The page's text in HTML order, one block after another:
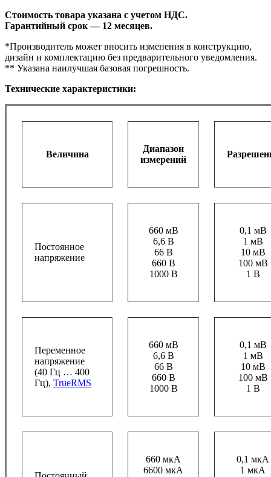
Стоимость товара указана с учетом НДС.
Гарантийный срок — 12 месяцев.
*Производитель может вносить изменения в конструкцию,
дизайн и комплектацию без предварительного уведомления.
** Указана наилучшая базовая погрешность.
Технические характеристики:
Величина
Диапазон
измерений
Постоянное
напряжение
660 мВ
6,6 В
66 В
660 В
1000 В
0,1 мВ
1 мВ
10 мВ
100 мВ
1 В
Переменное
напряжение
(40 Гц … 400
Гц), TrueRMS
660 мВ
6,6 В
66 В
660 В
1000 В
0,1 мВ
1 мВ
10 мВ
100 мВ
1 В
660 мкА
6600 мкА
0,1 мкА
1 мкА